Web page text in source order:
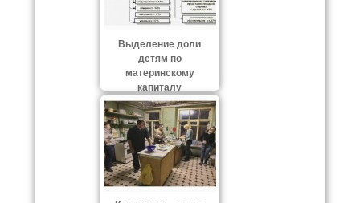
Выделение доли
детям по
материнскому
капиталу